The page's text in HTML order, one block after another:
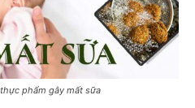
phẩm gây mất sữa